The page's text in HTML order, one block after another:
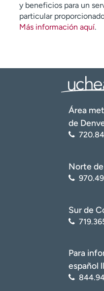
y beneficios para un
particular
Más información aquí.
Área
de
Norte
Sur de
Para
español